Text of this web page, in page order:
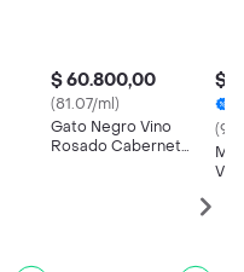
$ 60.800,00
(81.07/ml)
Gato Negro Vino
Rosado Cabernet
$